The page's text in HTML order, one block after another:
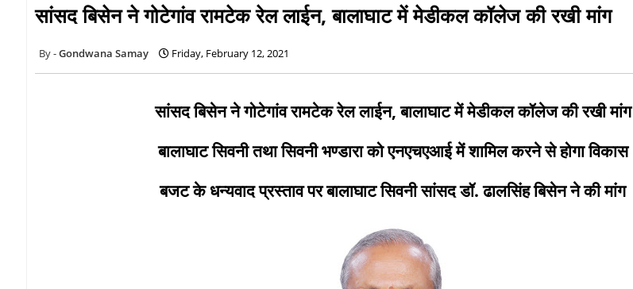
सांसद बिसेन ने गोटेगांव रामटेक रेल लाईन, बालाघाट में मेडीकल कॉलेज की रखी मांग
Gondwana Samay Friday, February 12, 2021
सांसद बिसेन ने गोटेगांव रामटेक रेल लाईन, बालाघाट में मेडीकल कॉलेज की रखी मांग
बालाघाट सिवनी तथा सिवनी भण्डारा को एनएचएआई में शामिल करने से होगा विकास
बजट के धन्यवाद प्रस्ताव पर बालाघाट सिवनी सांसद डॉ. ढालसिंह बिसेन ने की मांग